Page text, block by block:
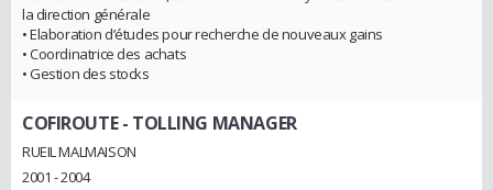
la direction générale
• Elaboration d’études pour recherche de nouveaux gains
• Coordinatrice des achats
• Gestion des stocks
COFIROUTE- TOLLING MANAGER
RUEIL MALMAISON
2001 - 2004